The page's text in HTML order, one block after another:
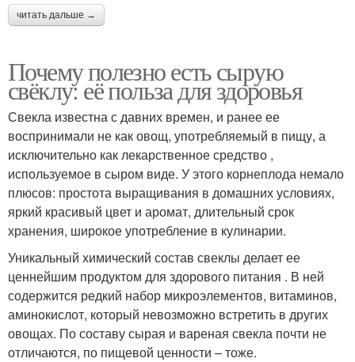
читать дальше →
Почему полезно есть сырую
свёклу: её польза для здоровья
Свекла известна с давних времен, и ранее ее
воспринимали не как овощ, употребляемый в пищу, а
исключительно как лекарственное средство ,
используемое в сыром виде. У этого корнеплода немало
плюсов: простота выращивания в домашних условиях,
яркий красивый цвет и аромат, длительный срок
хранения, широкое употребление в кулинарии.
Уникальный химический состав свеклы делает ее
ценнейшим продуктом для здорового питания . В ней
содержится редкий набор микроэлементов, витаминов,
аминокислот, который невозможно встретить в других
овощах. По составу сырая и вареная свекла почти не
отличаются, по пищевой ценности – тоже.